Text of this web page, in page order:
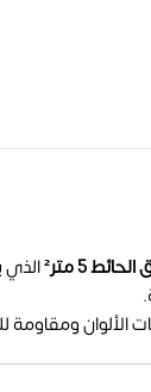
5 متر²
الذي
الألوان ومقاومة